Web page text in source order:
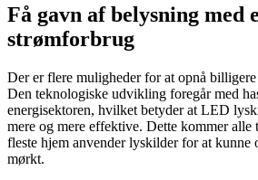
Få gavn af belysning med
strømforbrug
Der er flere muligheder for at opnå
Den teknologiske udvikling foregår med
energisektoren, hvilket betyder at LED
mere og mere effektive. Dette kommer alle
fleste hjem anvender lyskilder for at kunne
mørkt.